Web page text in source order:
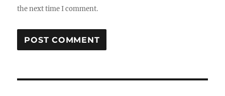
the next time I comment.